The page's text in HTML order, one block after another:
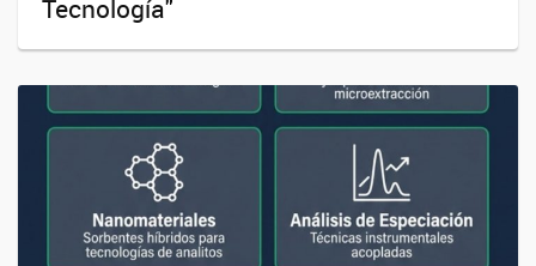
Tecnología"